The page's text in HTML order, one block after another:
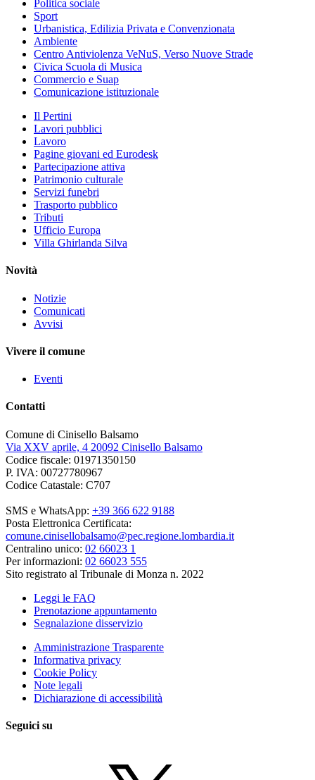
Politica sociale
Sport
Urbanistica, Edilizia Privata e Convenzionata
Ambiente
Centro Antiviolenza VeNuS, Verso Nuove Strade
Civica Scuola di Musica
Commercio e Suap
Comunicazione istituzionale
Il Pertini
Lavori pubblici
Lavoro
Pagine giovani ed Eurodesk
Partecipazione attiva
Patrimonio culturale
Servizi funebri
Trasporto pubblico
Tributi
Ufficio Europa
Villa Ghirlanda Silva
Novità
Notizie
Comunicati
Avvisi
Vivere il comune
Eventi
Contatti
Comune di Cinisello Balsamo
Via XXV aprile, 4 20092 Cinisello Balsamo
Codice fiscale: 01971350150
P. IVA: 00727780967
Codice Catastale: C707
SMS e WhatsApp: +39 366 622 9188
Posta Elettronica Certificata:
comune.cinisellobalsamo@pec.regione.lombardia.it
Centralino unico: 02 66023 1
Per informazioni: 02 66023 555
Sito registrato al Tribunale di Monza n. 2022
Leggi le FAQ
Prenotazione appuntamento
Segnalazione disservizio
Amministrazione Trasparente
Informativa privacy
Cookie Policy
Note legali
Dichiarazione di accessibilità
Seguici su